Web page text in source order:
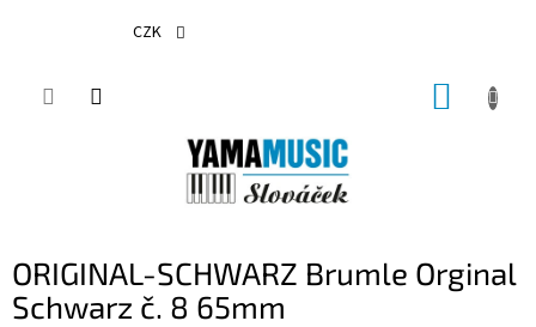
CZK
ORIGINAL-SCHWARZ Brumle Orginal
Schwarz č. 8 65mm